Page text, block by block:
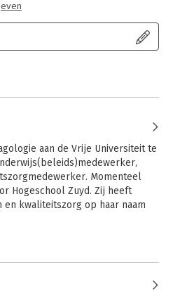
aan de Vrije Universiteit te
Momenteel
Hogeschool Zuyd. Zij heeft
kwaliteitszorg op haar naam
Anneke Bax